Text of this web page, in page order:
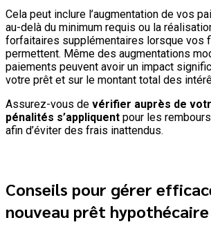
Cela peut inclure l’augmentation de vos
au-delà du minimum requis ou la
forfaitaires supplémentaires lorsque vos
permettent. Même des augmentations
paiements peuvent avoir un impact
votre prêt et sur le montant total des
Assurez-vous de vérifier auprès de
pénalités s’appliquent pour les
afin d’éviter des frais inattendus.
Conseils pour gérer
nouveau prêt hypothécaire